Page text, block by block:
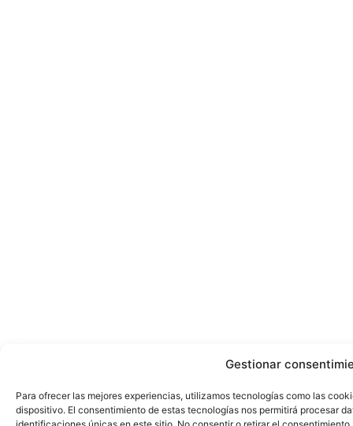
Gestionar
Para ofrecer las mejores experiencias, utilizamos tecnologías como las
dispositivo. El consentimiento de estas tecnologías nos permitirá procesar